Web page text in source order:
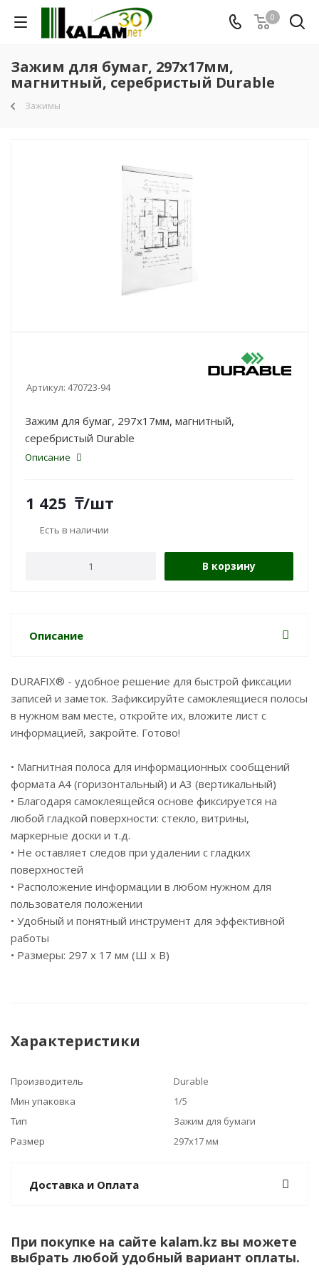
0
Зажим для бумаг, 297х17мм,
магнитный, серебристый Durable
Зажимы
Артикул: 470723-94
Зажим для бумаг, 297х17мм, магнитный,
серебристый Durable
Описание
1 425 ₸/шт
Есть в наличии
В корзину
Описание
DURAFIX® - удобное решение для быстрой фиксации
записей и заметок. Зафиксируйте самоклеящиеся полосы
в нужном вам месте, откройте их, вложите лист с
информацией, закройте. Готово!
• Магнитная полоса для информационных сообщений
формата А4 (горизонтальный) и А3 (вертикальный)
• Благодаря самоклеящейся основе фиксируется на
любой гладкой поверхности: стекло, витрины,
маркерные доски и т.д.
• Не оставляет следов при удалении с гладких
поверхностей
• Расположение информации в любом нужном для
пользователя положении
• Удобный и понятный инструмент для эффективной
работы
• Размеры: 297 x 17 мм (Ш x В)
Характеристики
Производитель
Durable
Мин упаковка
1/5
Тип
Зажим для бумаги
Размер
297х17 мм
Доставка и Оплата
При покупке на сайте kalam.kz вы можете
выбрать любой удобный вариант оплаты.